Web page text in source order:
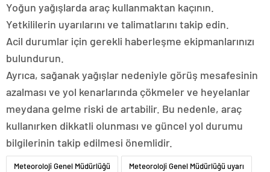
Yoğun yağışlarda araç kullanmaktan kaçının.
Yetkililerin uyarılarını ve talimatlarını takip edin.
Acil durumlar için gerekli haberleşme ekipmanlarınızı
bulundurun.
Ayrıca, sağanak yağışlar nedeniyle görüş mesafesinin
azalması ve yol kenarlarında çökmeler ve heyelanlar
meydana gelme riski de artabilir. Bu nedenle, araç
kullanırken dikkatli olunması ve güncel yol durumu
bilgilerinin takip edilmesi önemlidir.
Meteoroloji Genel Müdürlüğü Meteoroloji Genel Müdürlüğü uyarı